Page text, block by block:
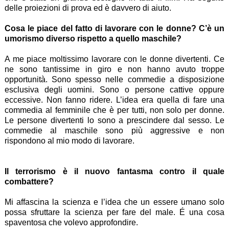
delle proiezioni di prova ed è davvero di aiuto.
Cosa le piace del fatto di lavorare con le donne? C’è un
umorismo diverso rispetto a quello maschile?
A me piace moltissimo lavorare con le donne divertenti. Ce
ne sono tantissime in giro e non hanno avuto troppe
opportunità. Sono spesso nelle commedie a disposizione
esclusiva degli uomini. Sono o persone cattive oppure
eccessive. Non fanno ridere. L’idea era quella di fare una
commedia al femminile che è per tutti, non solo per donne.
Le persone divertenti lo sono a prescindere dal sesso. Le
commedie al maschile sono più aggressive e non
rispondono al mio modo di lavorare.
Il terrorismo è il nuovo fantasma contro il quale
combattere?
Mi affascina la scienza e l’idea che un essere umano solo
possa sfruttare la scienza per fare del male. É una cosa
spaventosa che volevo approfondire.